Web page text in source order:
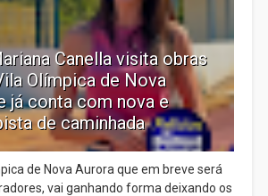
Canella visita obras
Olímpica de Nova
já conta com nova e
de caminhada
de Nova Aurora que em breve será
vai ganhando forma deixando os